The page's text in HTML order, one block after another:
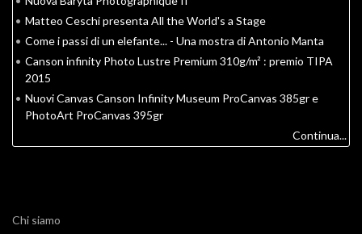
• Matteo Ceschi presenta All the World's a Stage
• Come i passi di un elefante... - Una mostra di Antonio Manta
• Canson infinity Photo Lustre Premium 310g/m² : premio TIPA
2015
• Nuovi Canvas Canson Infinity Museum ProCanvas 385gr e
PhotoArt ProCanvas 395gr
Continua...
Chi siamo